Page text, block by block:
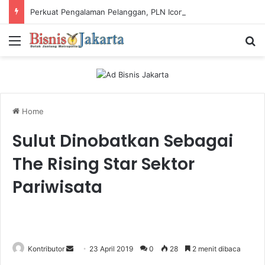
Menu
Home
Sulut Dinobatkan Sebagai
The Rising Star Sektor
Pariwisata
Kontributor 23 April 2019 0 28 2 menit dibaca